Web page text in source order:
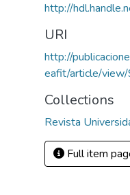
http://
URI
http://
eafit/article/
Collections
Revista
Full item